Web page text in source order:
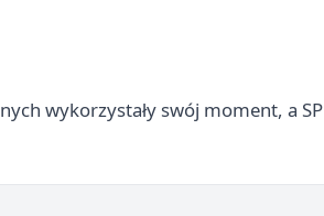
wykorzystały swój moment, a SP